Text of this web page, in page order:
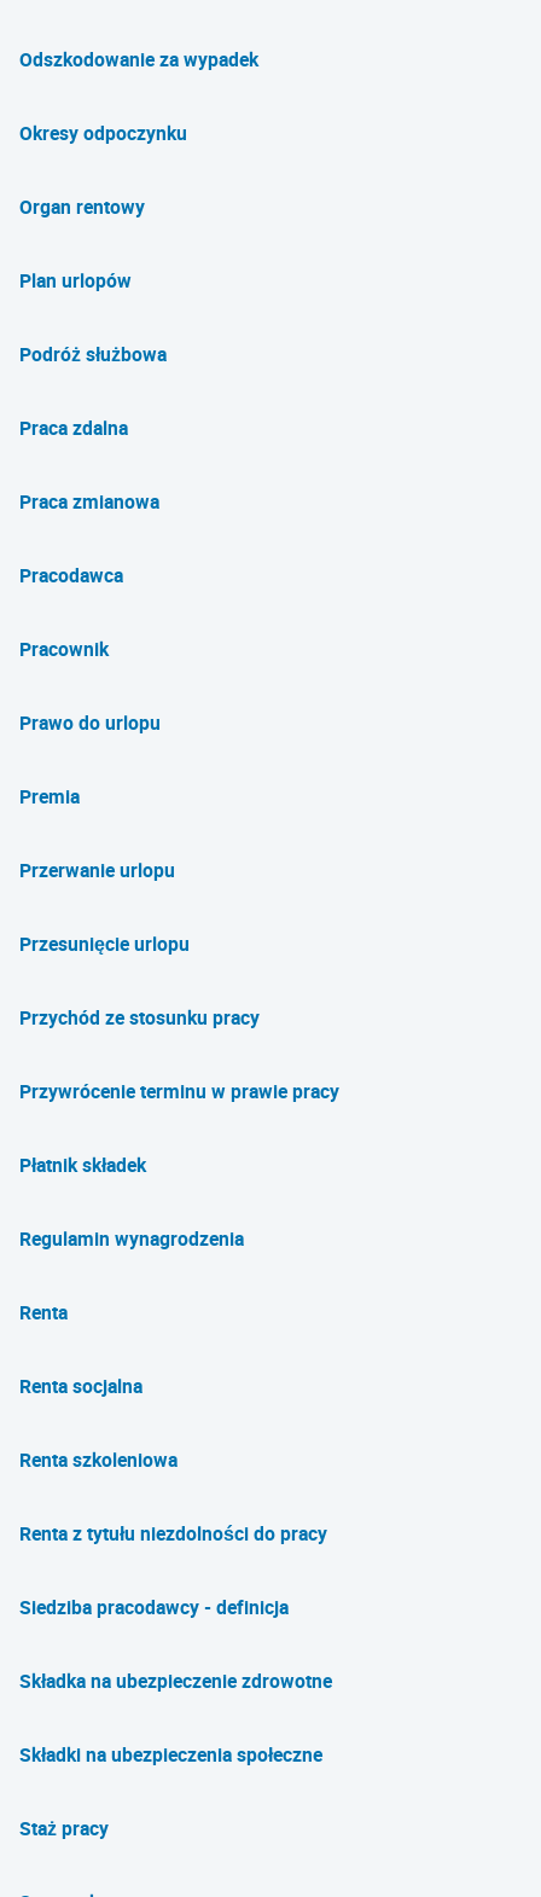
Odszkodowanie za wypadek
Okresy odpoczynku
Organ rentowy
Plan urlopów
Podróż służbowa
Praca zdalna
Praca zmianowa
Pracodawca
Pracownik
Prawo do urlopu
Premia
Przerwanie urlopu
Przesunięcie urlopu
Przychód ze stosunku pracy
Przywrócenie terminu w prawie pracy
Płatnik składek
Regulamin wynagrodzenia
Renta
Renta socjalna
Renta szkoleniowa
Renta z tytułu niezdolności do pracy
Siedziba pracodawcy - definicja
Składka na ubezpieczenie zdrowotne
Składki na ubezpieczenia społeczne
Staż pracy